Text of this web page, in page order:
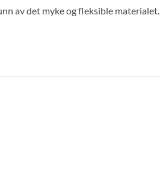
av det myke og fleksible materialet.